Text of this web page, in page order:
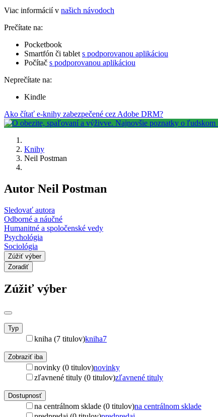
Viac informácií v našich návodoch
Prečítate na:
Pocketbook
Smartfón či tablet s podporovanou aplikáciou
Počítač s podporovanou aplikáciou
Neprečítate na:
Kindle
Ako čítať e-knihy zabezpečené cez Adobe DRM?
Knihy
Neil Postman
Autor Neil Postman
Sledovať autora
Odborné a náučné
Humanitné a spoločenské vedy
Psychológia
Sociológia
Zúžiť výber
Zoradiť
Zúžiť výber
Typ
kniha (7 titulov)kniha7
Zobraziť iba
novinky (0 titulov)novinky
zľavnené tituly (0 titulov)zľavnené tituly
Dostupnosť
na centrálnom sklade (0 titulov)na centrálnom sklade